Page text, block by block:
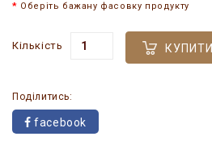
Оберіть бажану фасовку продукту
Кількість КУПИТИ
Поділитись:
facebook